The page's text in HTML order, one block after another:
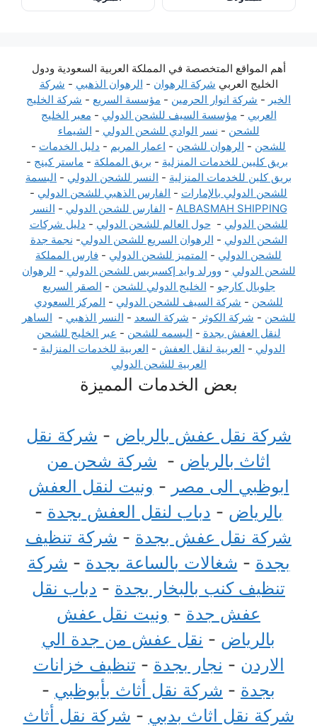
أهم المواقع المتخصصة في المملكة العربية السعودية ودول
الخليج العربي شركة الرهوان - الرهوان الذهبي - شركة
الخير - شركة انوار الحرمين - مؤسسة السريع - شركة الخليج
العربي - مؤسسة السيف للشحن الدولي - معبر الخليج
للشحن - نسر الوادي للشحن الدولي - الشيماء
للشحن - الرهوان للشحن - اعمار المريم - دليل الخدمات -
بريق كليين للخدمات المنزلية - بريق المملكة - ماستر كينج -
بريق كلين للخدمات المنزلية - النسر للشحن الدولي - البسمة
للشحن الدولي بالإمارات - الفارس الذهبي للشحن الدولي -
ALBASMAH SHIPPING
- الفارس للشحن الدولي - النسر
للشحن الدولي -حول العالم للشحن الدولي - دليل شركات
الشحن الدولي - الرهوان السريع للشحن الدولي- نجمة جدة
للشحن الدولي - المتميز للشحن الدولي - فارس المملكة
للشحن الدولي - وورلد وايد إكسبريس للشحن الدولي - الرهوان
جلوبال كارجو - الخليج الدولي للشحن - الصقر السريع
للشحن - شركة السيف للشحن الدولي - المركز السعودي
للشحن - شركة الكوثر - شركة السعد - النسر الذهبي - الساهر
لنقل العفش بجدة - البسمه للشحن - عبر الخليج للشحن
الدولي - العربية لنقل العفش - العربية للخدمات المنزلية -
العربية للشحن الدولي
بعض الخدمات المميزة
شركة نقل عفش بالرياض - شركة نقل
اثاث بالرياض - شركة شحن من
ابوظبي الى مصر - ونيت لنقل العفش
بالرياض - دباب لنقل العفش بجدة -
شركة نقل عفش بجدة - شركة تنظيف
بجدة - شغالات بالساعة بجدة - شركة
تنظيف كنب بالبخار بجدة - دباب نقل
عفش جدة - ونيت نقل عفش
بالرياض - نقل عفش من جدة الي
الاردن - نجار بجدة - تنظيف خزانات
بجدة - شركة نقل أثاث بأبوظبي -
شركة نقل اثاث بدبي - شركة نقل أثاث